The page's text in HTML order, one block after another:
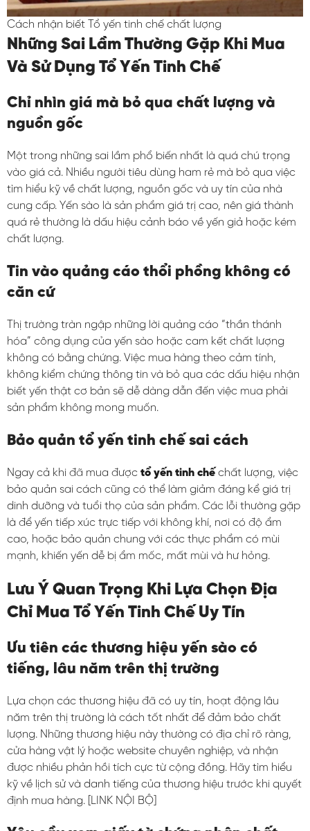
Cách nhận biết Tổ yến tinh chế chất lượng
Những Sai Lầm Thường Gặp Khi Mua
Và Sử Dụng Tổ Yến Tinh Chế
Chỉ nhìn giá mà bỏ qua chất lượng và
nguồn gốc
Một trong những sai lầm phổ biến nhất là quá chú trọng
vào giá cả. Nhiều người tiêu dùng ham rẻ mà bỏ qua việc
tìm hiểu kỹ về chất lượng, nguồn gốc và uy tín của nhà
cung cấp. Yến sào là sản phẩm giá trị cao, nên giá thành
quá rẻ thường là dấu hiệu cảnh báo về yến giả hoặc kém
chất lượng.
Tin vào quảng cáo thổi phồng không có
căn cứ
Thị trường tràn ngập những lời quảng cáo “thần thánh
hóa” công dụng của yến sào hoặc cam kết chất lượng
không có bằng chứng. Việc mua hàng theo cảm tính,
không kiểm chứng thông tin và bỏ qua các dấu hiệu nhận
biết yến thật cơ bản sẽ dễ dàng dẫn đến việc mua phải
sản phẩm không mong muốn.
Bảo quản tổ yến tinh chế sai cách
Ngay cả khi đã mua được tổ yến tinh chế chất lượng, việc
bảo quản sai cách cũng có thể làm giảm đáng kể giá trị
dinh dưỡng và tuổi thọ của sản phẩm. Các lỗi thường gặp
là để yến tiếp xúc trực tiếp với không khí, nơi có độ ẩm
cao, hoặc bảo quản chung với các thực phẩm có mùi
mạnh, khiến yến dễ bị ẩm mốc, mất mùi và hư hỏng.
Lưu Ý Quan Trọng Khi Lựa Chọn Địa
Chỉ Mua Tổ Yến Tinh Chế Uy Tín
Ưu tiên các thương hiệu yến sào có
tiếng, lâu năm trên thị trường
Lựa chọn các thương hiệu đã có uy tín, hoạt động lâu
năm trên thị trường là cách tốt nhất để đảm bảo chất
lượng. Những thương hiệu này thường có địa chỉ rõ ràng,
cửa hàng vật lý hoặc website chuyên nghiệp, và nhận
được nhiều phản hồi tích cực từ cộng đồng. Hãy tìm hiểu
kỹ về lịch sử và danh tiếng của thương hiệu trước khi quyết
định mua hàng. [LINK NỘI BỘ]